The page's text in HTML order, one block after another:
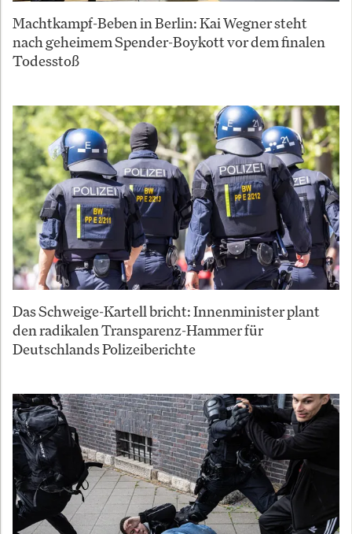
Machtkampf-Beben in Berlin: Kai Wegner steht
nach geheimem Spender-Boykott vor dem finalen
Todesstoß
Das Schweige-Kartell bricht: Innenminister plant
den radikalen Transparenz-Hammer für
Deutschlands Polizeiberichte